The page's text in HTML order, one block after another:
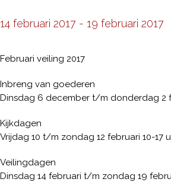
14 februari 2017 - 19 februari 2017
Februari veiling 2017
Inbreng van goederen
Dinsdag 6 december t/m donderdag 2
Kijkdagen
Vrijdag 10 t/m zondag 12 februari 10-17
Veilingdagen
Dinsdag 14 februari t/m zondag 19